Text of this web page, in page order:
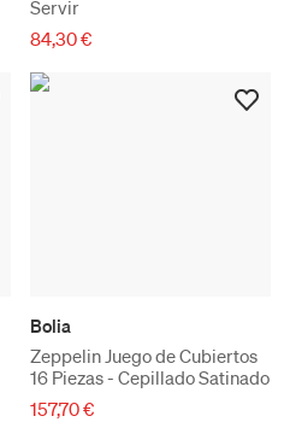
Servir
84,30 €
Bolia
Zeppelin Juego de Cubiertos
16 Piezas - Cepillado Satinado
157,70 €